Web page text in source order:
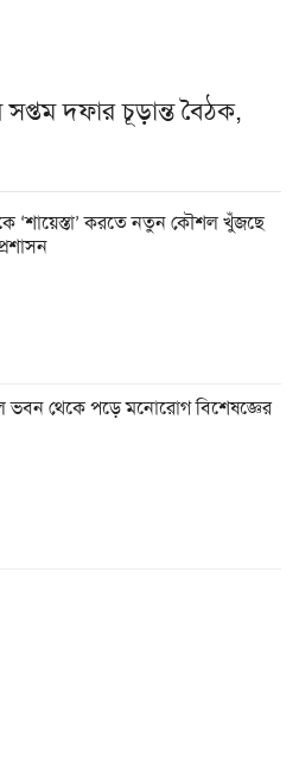
দফার চূড়ান্ত বৈঠক,
‘শায়েস্তা’ করতে নতুন কৌশল খুঁজছে
থেকে পড়ে মনোরোগ বিশেষজ্ঞের